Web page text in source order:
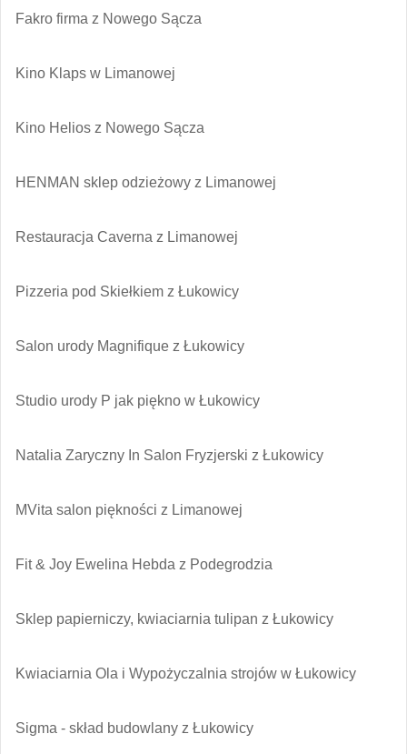
Fakro firma z Nowego Sącza
Kino Klaps w Limanowej
Kino Helios z Nowego Sącza
HENMAN sklep odzieżowy z Limanowej
Restauracja Caverna z Limanowej
Pizzeria pod Skiełkiem z Łukowicy
Salon urody Magnifique z Łukowicy
Studio urody P jak piękno w Łukowicy
Natalia Zaryczny In Salon Fryzjerski z Łukowicy
MVita salon piękności z Limanowej
Fit & Joy Ewelina Hebda z Podegrodzia
Sklep papierniczy, kwiaciarnia tulipan z Łukowicy
Kwiaciarnia Ola i Wypożyczalnia strojów w Łukowicy
Sigma - skład budowlany z Łukowicy